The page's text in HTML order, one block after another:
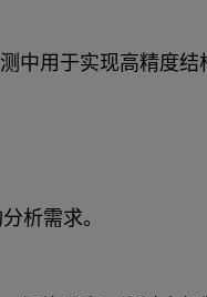
测中用于实现高精度结
析需求。